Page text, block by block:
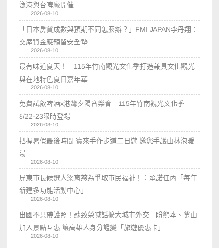
漁港與台啤廠開催
2026-08-10
「日本房貸成數與預期不同怎麼辦？」FMI JAPAN李丹翔：
交屋資金應預留安全墊
2026-08-10
最有味道夏天！ 115年竹南觀光文化季打造兼具文化觀光
與在地特色夏日嘉年華
2026-08-10
免費試飲啤酒x港灣夕陽音樂會 115年竹南觀光文化季
8/22-23限時登場
2026-08-10
把握暑假最後時間 寶來手作步道二日遊 邀您手護山林泡暖
湯
2026-08-10
屏東市長候選人梁育慈為爭取市民福祉！：承諾任內「每年
新建多功能活動中心」
2026-08-10
出國不只帶護照！蘇致榮喊話擴大城市外交 盼熊本、釜山
加入景點互惠 讓高雄人身分證變「旅遊優惠卡」
2026-08-10